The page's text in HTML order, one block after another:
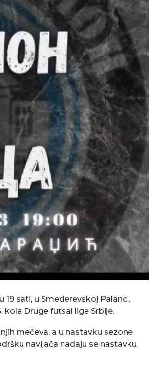
sati, u Smederevskoj Palanci.
kola Druge futsal lige Srbije.
mečeva, a u nastavku sezone
navijača nadaju se nastavku